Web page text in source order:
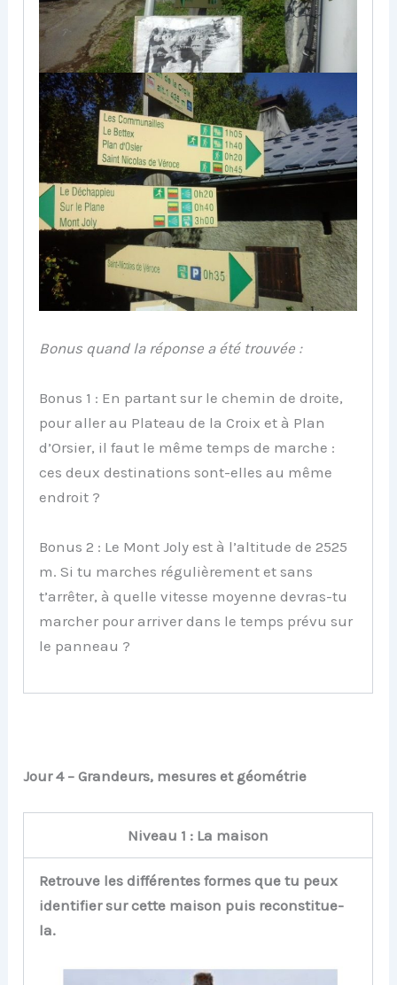
Bonus quand la réponse a été trouvée :
Bonus 1 : En partant sur le chemin de droite,
pour aller au Plateau de la Croix et à Plan
d’Orsier, il faut le même temps de marche :
ces deux destinations sont-elles au même
endroit ?
Bonus 2 : Le Mont Joly est à l’altitude de 2525
m. Si tu marches régulièrement et sans
t’arrêter, à quelle vitesse moyenne devras-tu
marcher pour arriver dans le temps prévu sur
le panneau ?
Jour 4 – Grandeurs, mesures et géométrie
Niveau 1 : La maison
Retrouve les différentes formes que tu peux
identifier sur cette maison puis reconstitue-
la.